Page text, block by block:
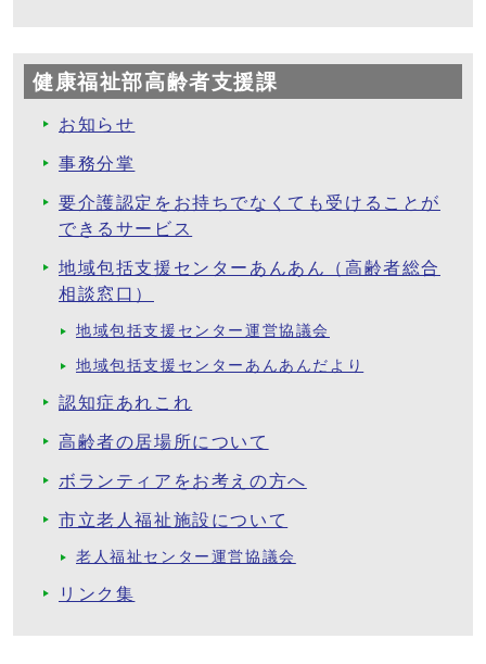
健康福祉部高齢者支援課
お知らせ
事務分掌
要介護認定をお持ちでなくても受けることが
できるサービス
地域包括支援センターあんあん（高齢者総合
相談窓口）
地域包括支援センター運営協議会
地域包括支援センターあんあんだより
認知症あれこれ
高齢者の居場所について
ボランティアをお考えの方へ
市立老人福祉施設について
老人福祉センター運営協議会
リンク集